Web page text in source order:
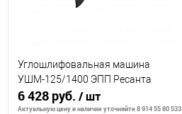
Углошлифовальная машина
УШМ-125/1400 ЭПП Ресанта
6 428 руб. / шт
Актуальную цену и наличие уточняйте 8 914 55 80 533